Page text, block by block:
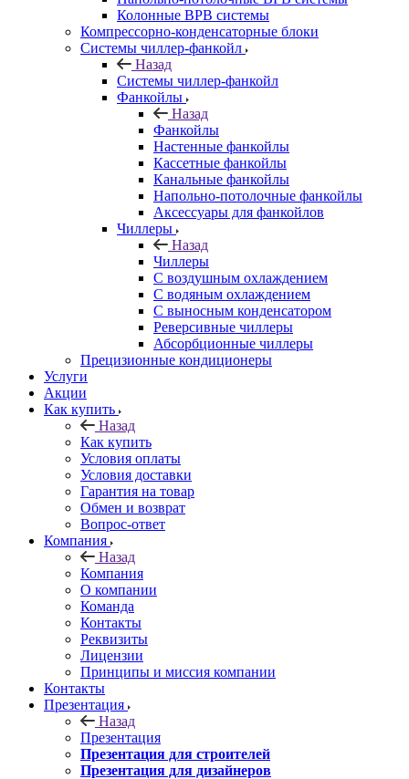
Колонные ВРВ системы
Компрессорно-конденсаторные блоки
Системы чиллер-фанкойл
Назад
Системы чиллер-фанкойл
Фанкойлы
Назад
Фанкойлы
Настенные фанкойлы
Кассетные фанкойлы
Канальные фанкойлы
Напольно-потолочные фанкойлы
Аксессуары для фанкойлов
Чиллеры
Назад
Чиллеры
С воздушным охлаждением
С водяным охлаждением
С выносным конденсатором
Реверсивные чиллеры
Абсорбционные чиллеры
Прецизионные кондиционеры
Услуги
Акции
Как купить
Назад
Как купить
Условия оплаты
Условия доставки
Гарантия на товар
Обмен и возврат
Вопрос-ответ
Компания
Назад
Компания
О компании
Команда
Контакты
Реквизиты
Лицензии
Принципы и миссия компании
Контакты
Презентация
Назад
Презентация
Презентация для строителей
Презентация для дизайнеров